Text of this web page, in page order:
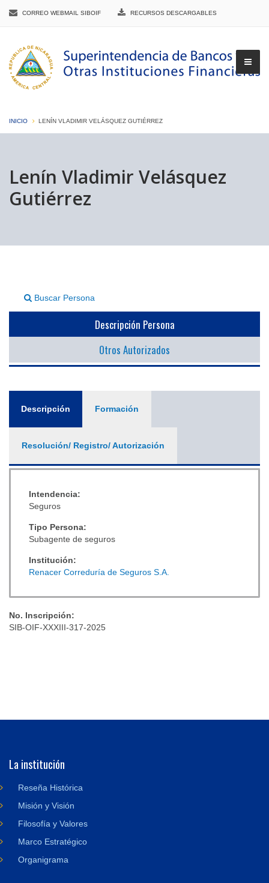
CORREO WEBMAIL SIBOIF RECURSOS DESCARGABLES
INICIO LENÍN VLADIMIR VELÁSQUEZ GUTIÉRREZ
Lenín Vladimir Velásquez
Gutiérrez
Buscar Persona
Descripción Persona
Otros Autorizados
Descripción (solapaFormación
Resolución/ Registro/ Autorización
Intendencia:
Seguros
Tipo Persona:
Subagente de seguros
Institución:
Renacer Correduría de Seguros S.A.
No. Inscripción:
SIB-OIF-XXXIII-317-2025
La institución
Reseña Histórica
Misión y Visión
Filosofía y Valores
Marco Estratégico
Organigrama